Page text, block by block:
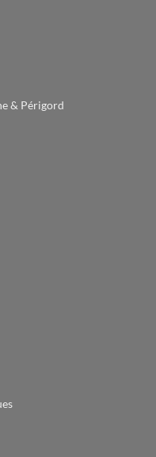
& Périgord